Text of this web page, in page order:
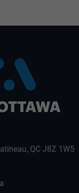
QC J8Z 1W5